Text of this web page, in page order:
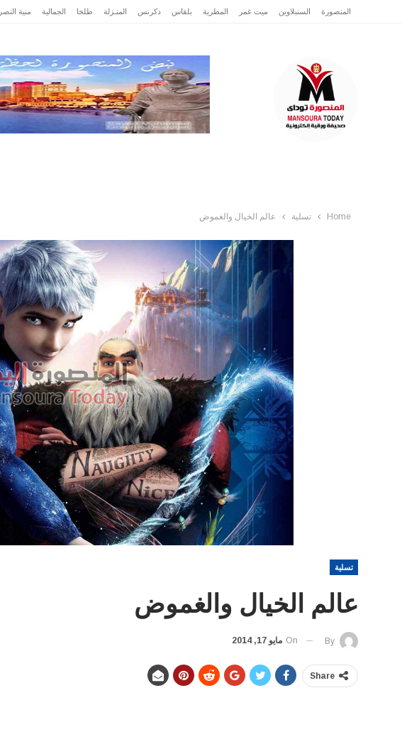
المنصورة السنبلاوين ميت غمر المطرية بلقاس دكرنس المنـزلة طلخا الجمالية منية النصر
Home تسلية عالم الخيال والغموض
تسلية
عالم الخيال والغموض
By
On مايو 17, 2014
Share